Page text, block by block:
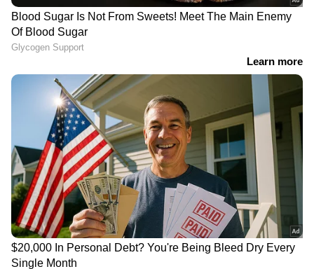
LATEST VIDEOS
കെ എസ് ഇ ബി ഒറ്റത്തവണ
കുടിശിക തീർപ്പാക്കൽ പദ്ധതി
നിലവിൽ വന്നു; ഇന്ന്
അറിയേണ്ടതെല്ലാം